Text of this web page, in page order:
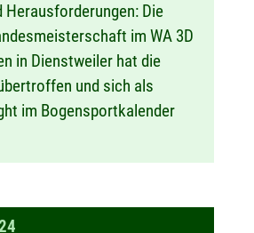
Herausforderungen: Die
im WA 3D
in Dienstweiler hat die
und sich als
im Bogensportkalender